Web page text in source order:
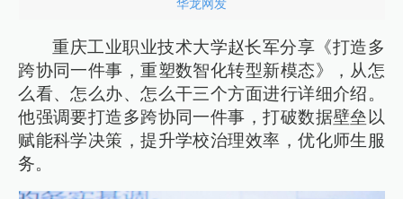
华龙网发
重庆工业职业技术大学赵长军分享《打造多
跨协同一件事，重塑数智化转型新模态》，从怎
么看、怎么办、怎么干三个方面进行详细介绍。
他强调要打造多跨协同一件事，打破数据壁垒以
赋能科学决策，提升学校治理效率，优化师生服
务。